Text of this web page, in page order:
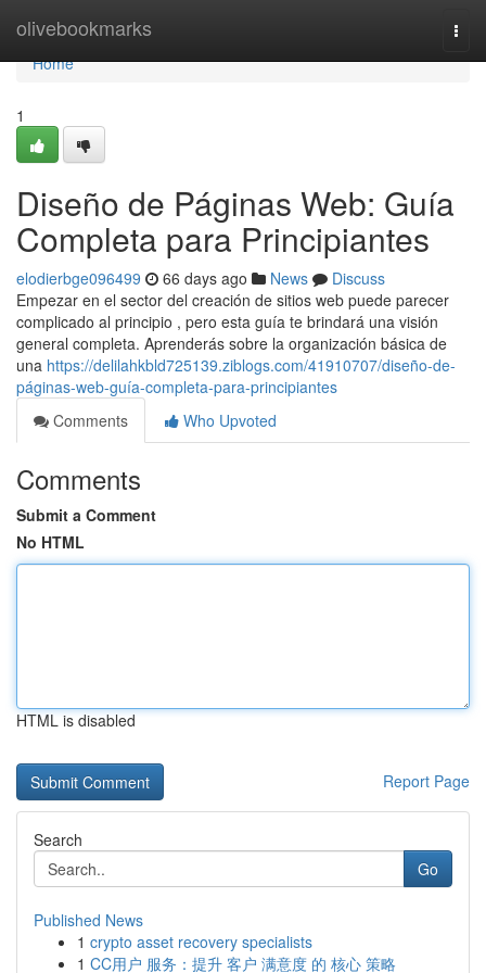
olivebookmarks
Home
Home
1
Diseño de Páginas Web: Guía
Completa para Principiantes
elodierbge096499 66 days ago News
Discuss
Empezar en el sector del creación de sitios web puede parecer
complicado al principio , pero esta guía te brindará una visión
general completa. Aprenderás sobre la organización básica de
una https://delilahkbld725139.ziblogs.com/41910707/diseño-de-
páginas-web-guía-completa-para-principiantes
Comments
Who Upvoted
Comments
Submit a Comment
No HTML
HTML is disabled
Report Page
Search
Go
Published News
1 crypto asset recovery specialists
1 CC用户 服务：提升 客户 满意度 的 核心 策略